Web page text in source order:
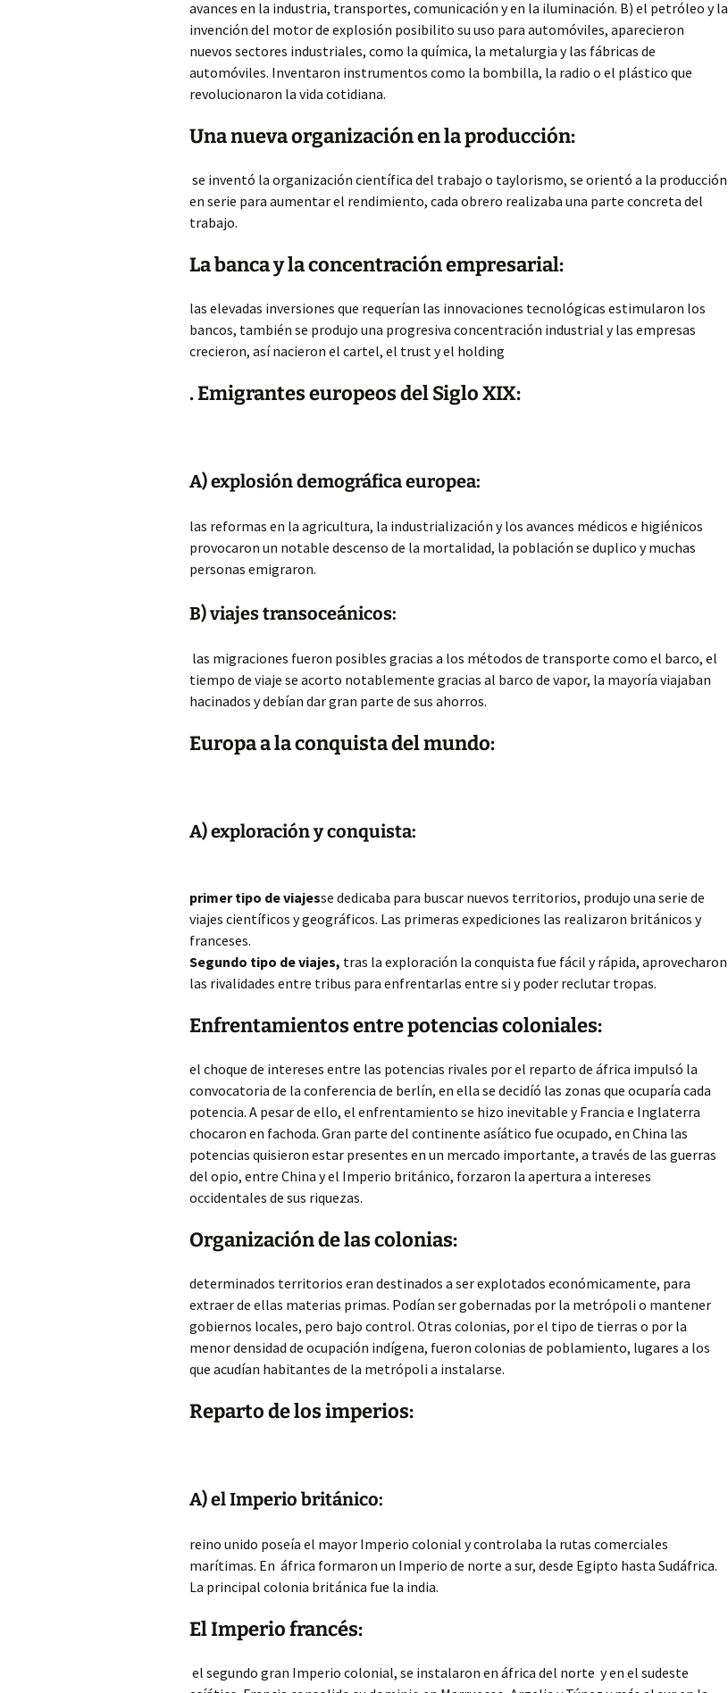
avances en la industria, transportes, comunicación y en la iluminación. B) el petróleo y la
invención del motor de explosión posibilito su uso para automóviles, aparecieron
nuevos sectores industriales, como la química, la metalurgia y las fábricas de
automóviles. Inventaron instrumentos como la bombilla, la radio o el plástico que
revolucionaron la vida cotidiana.
Una nueva organización en la producción:
se inventó la organización científica del trabajo o taylorismo, se orientó a la producción
en serie para aumentar el rendimiento, cada obrero realizaba una parte concreta del
trabajo.
La banca y la concentración empresarial:
las elevadas inversiones que requerían las innovaciones tecnológicas estimularon los
bancos, también se produjo una progresiva concentración industrial y las empresas
crecieron, así nacieron el cartel, el trust y el holding
. Emigrantes europeos del Siglo XIX:
A) explosión demográfica europea:
las reformas en la agricultura, la industrialización y los avances médicos e higiénicos
provocaron un notable descenso de la mortalidad, la población se duplico y muchas
personas emigraron.
B) viajes transoceánicos:
las migraciones fueron posibles gracias a los métodos de transporte como el barco, el
tiempo de viaje se acorto notablemente gracias al barco de vapor, la mayoría viajaban
hacinados y debían dar gran parte de sus ahorros.
Europa a la conquista del mundo:
A) exploración y conquista:
primer tipo de viajesse dedicaba para buscar nuevos territorios, produjo una serie de
viajes científicos y geográficos. Las primeras expediciones las realizaron británicos y
franceses.
Segundo tipo de viajes, tras la exploración la conquista fue fácil y rápida, aprovecharon
las rivalidades entre tribus para enfrentarlas entre si y poder reclutar tropas.
Enfrentamientos entre potencias coloniales:
el choque de intereses entre las potencias rivales por el reparto de áfrica impulsó la
convocatoria de la conferencia de berlín, en ella se decidíó las zonas que ocuparía cada
potencia. A pesar de ello, el enfrentamiento se hizo inevitable y Francia e Inglaterra
chocaron en fachoda. Gran parte del continente asíático fue ocupado, en China las
potencias quisieron estar presentes en un mercado importante, a través de las guerras
del opio, entre China y el Imperio británico, forzaron la apertura a intereses
occidentales de sus riquezas.
Organización de las colonias:
determinados territorios eran destinados a ser explotados económicamente, para
extraer de ellas materias primas. Podían ser gobernadas por la metrópoli o mantener
gobiernos locales, pero bajo control. Otras colonias, por el tipo de tierras o por la
menor densidad de ocupación indígena, fueron colonias de poblamiento, lugares a los
que acudían habitantes de la metrópoli a instalarse.
Reparto de los imperios:
A) el Imperio británico:
reino unido poseía el mayor Imperio colonial y controlaba la rutas comerciales
marítimas. En áfrica formaron un Imperio de norte a sur, desde Egipto hasta Sudáfrica.
La principal colonia británica fue la india.
El Imperio francés:
el segundo gran Imperio colonial, se instalaron en áfrica del norte y en el sudeste